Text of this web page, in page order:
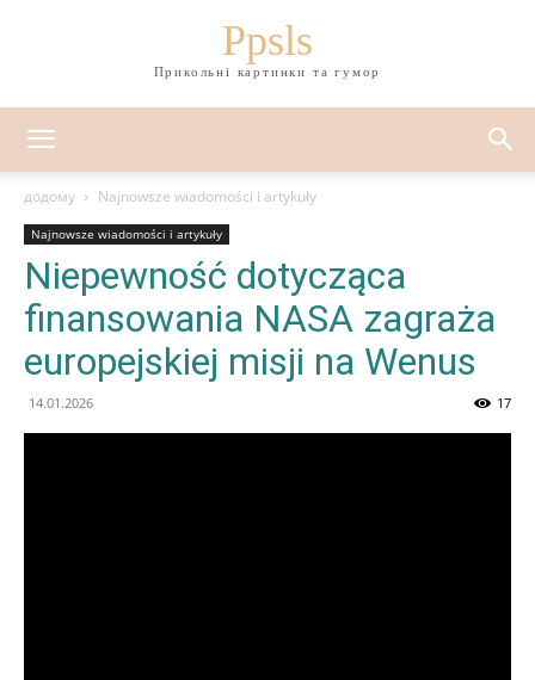
Ppsls
Прикольні картинки та гумор
додому Najnowsze wiadomości i artykuły
Najnowsze wiadomości i artykuły
Niepewność dotycząca
finansowania NASA zagraża
europejskiej misji na Wenus
14.01.2026 17